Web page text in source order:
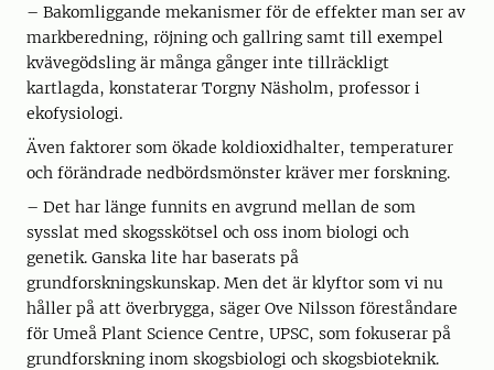
– Bakomliggande mekanismer för de effekter man ser av
markberedning, röjning och gallring samt till exempel
kvävegödsling är många gånger inte tillräckligt
kartlagda, konstaterar Torgny Näsholm, professor i
ekofysiologi.
Även faktorer som ökade koldioxidhalter, temperaturer
och förändrade nedbördsmönster kräver mer forskning.
– Det har länge funnits en avgrund mellan de som
sysslat med skogsskötsel och oss inom biologi och
genetik. Ganska lite har baserats på
grundforskningskunskap. Men det är klyftor som vi nu
håller på att överbrygga, säger Ove Nilsson föreståndare
för Umeå Plant Science Centre, UPSC, som fokuserar på
grundforskning inom skogsbiologi och skogsbioteknik.